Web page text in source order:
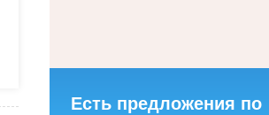
Есть предложения по